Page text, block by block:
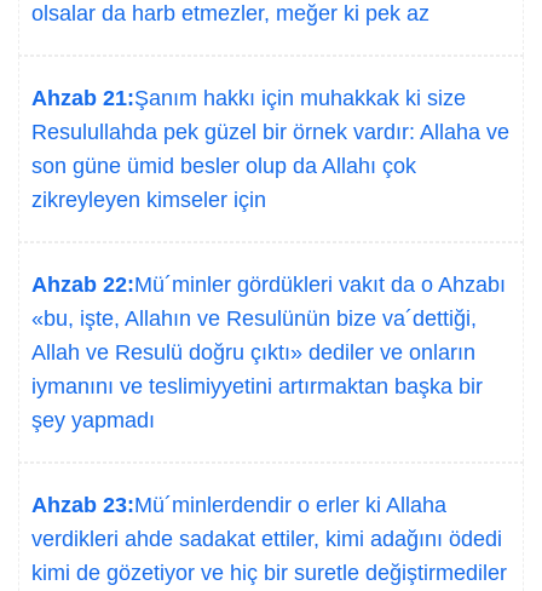
olsalar da harb etmezler, meğer ki pek az
Ahzab 21:Şanım hakkı için muhakkak ki size
Resulullahda pek güzel bir örnek vardır: Allaha ve
son güne ümid besler olup da Allahı çok
zikreyleyen kimseler için
Ahzab 22:Mü´minler gördükleri vakıt da o Ahzabı
«bu, işte, Allahın ve Resulünün bize va´dettiği,
Allah ve Resulü doğru çıktı» dediler ve onların
iymanını ve teslimiyyetini artırmaktan başka bir
şey yapmadı
Ahzab 23:Mü´minlerdendir o erler ki Allaha
verdikleri ahde sadakat ettiler, kimi adağını ödedi
kimi de gözetiyor ve hiç bir suretle değiştirmediler